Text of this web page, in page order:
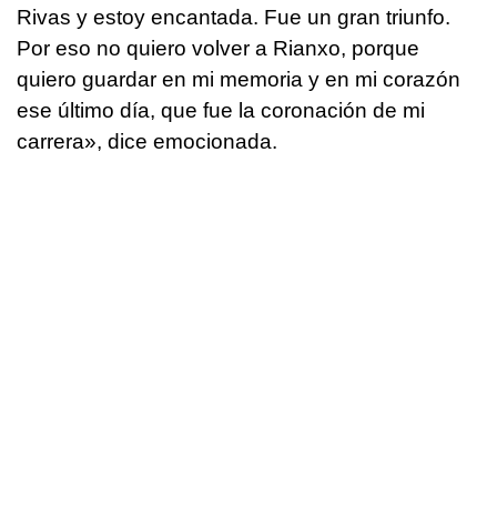
Rivas y estoy encantada. Fue un gran triunfo.
Por eso no quiero volver a Rianxo, porque
quiero guardar en mi memoria y en mi corazón
ese último día, que fue la coronación de mi
carrera», dice emocionada.